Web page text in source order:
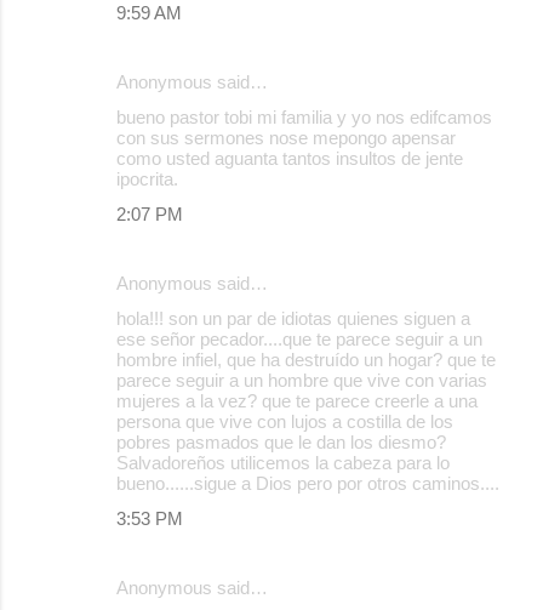
9:59 AM
Anonymous said…
bueno pastor tobi mi familia y yo nos edifcamos
con sus sermones nose mepongo apensar
como usted aguanta tantos insultos de jente
ipocrita.
2:07 PM
Anonymous said…
hola!!! son un par de idiotas quienes siguen a
ese señor pecador....que te parece seguir a un
hombre infiel, que ha destruído un hogar? que te
parece seguir a un hombre que vive con varias
mujeres a la vez? que te parece creerle a una
persona que vive con lujos a costilla de los
pobres pasmados que le dan los diesmo?
Salvadoreños utilicemos la cabeza para lo
bueno......sigue a Dios pero por otros caminos....
3:53 PM
Anonymous said…